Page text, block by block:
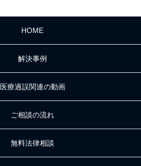
HOME
解決事例
医療過誤関連の動画
ご相談の流れ
無料法律相談